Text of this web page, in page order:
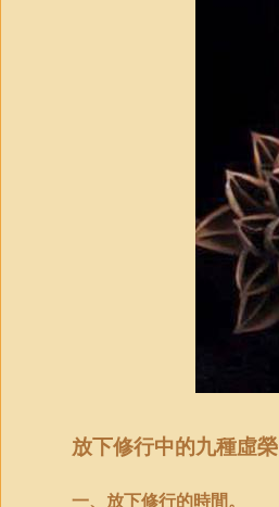
放下修行中的九種虛榮
一、放下修行的時間。